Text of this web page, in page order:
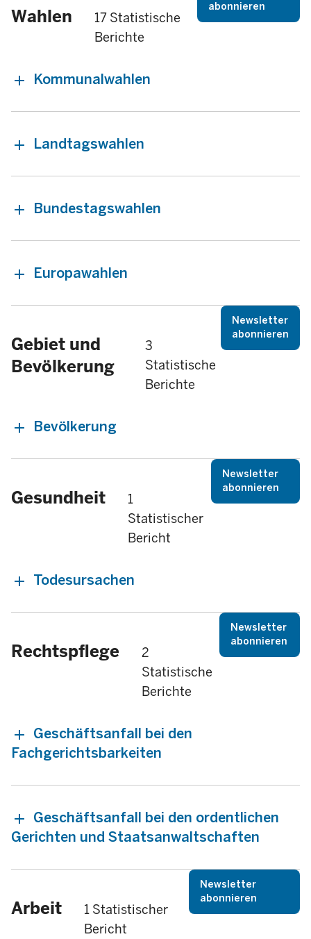
Wahlen
17 Statistische
Berichte
abonnieren
Kommunalwahlen
Landtagswahlen
Bundestagswahlen
Europawahlen
Gebiet und
Bevölkerung
3
Statistische
Berichte
Newsletter
abonnieren
Bevölkerung
Gesundheit
1
Statistischer
Bericht
Newsletter
abonnieren
Todesursachen
Rechtspflege
2
Statistische
Berichte
Newsletter
abonnieren
Geschäftsanfall bei den
Fachgerichtsbarkeiten
Geschäftsanfall bei den ordentlichen
Gerichten und Staatsanwaltschaften
Arbeit
1 Statistischer
Bericht
Newsletter
abonnieren